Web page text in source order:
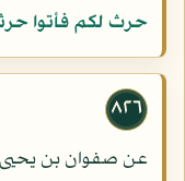
حرث لكم فأتوا
٨٢٦
عن صفوان بن